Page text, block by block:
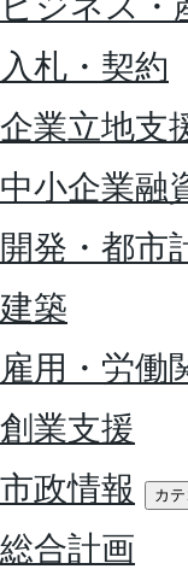
入札・契約
企業立地支
中小企業融
開発・都市
建築
雇用・労働
創業支援
市政情報
カ
総合計画